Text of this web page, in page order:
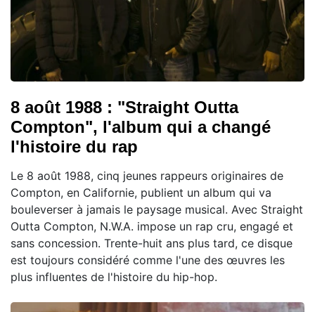
8 août 1988 : "Straight Outta
Compton", l'album qui a changé
l'histoire du rap
Le 8 août 1988, cinq jeunes rappeurs originaires de
Compton, en Californie, publient un album qui va
bouleverser à jamais le paysage musical. Avec Straight
Outta Compton, N.W.A. impose un rap cru, engagé et
sans concession. Trente-huit ans plus tard, ce disque
est toujours considéré comme l'une des œuvres les
plus influentes de l'histoire du hip-hop.